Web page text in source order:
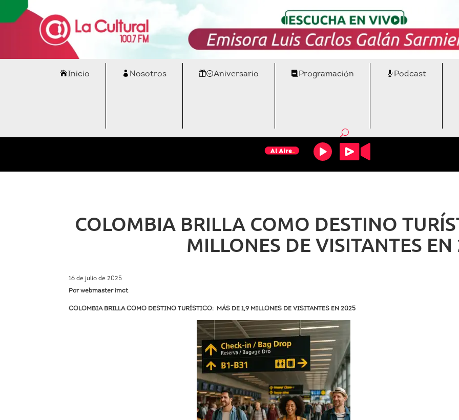
Inicio Nosotros Aniversario Programación Podcast
COLOMBIA BRILLA COMO DESTINO
MILLONES DE VISITANTES
16 de julio de 2025
Por webmaster imct
COLOMBIA BRILLA COMO DESTINO TURÍSTICO: MÁS DE 1,9 MILLONES DE VISITANTES EN 2025